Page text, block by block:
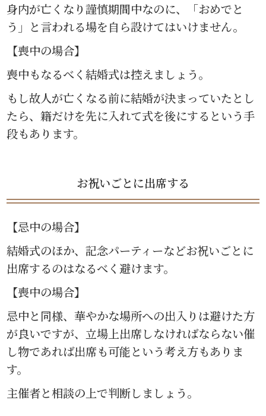
身内が亡くなり謹慎期間中なのに、「おめでと
う」と言われる場を自ら設けてはいけません。
【喪中の場合】
喪中もなるべく結婚式は控えましょう。
もし故人が亡くなる前に結婚が決まっていたとし
たら、籍だけを先に入れて式を後にするという手
段もあります。
お祝いごとに出席する
【忌中の場合】
結婚式のほか、記念パーティーなどお祝いごとに
出席するのはなるべく避けます。
【喪中の場合】
忌中と同様、華やかな場所への出入りは避けた方
が良いですが、立場上出席しなければならない催
し物であれば出席も可能という考え方もありま
す。
主催者と相談の上で判断しましょう。